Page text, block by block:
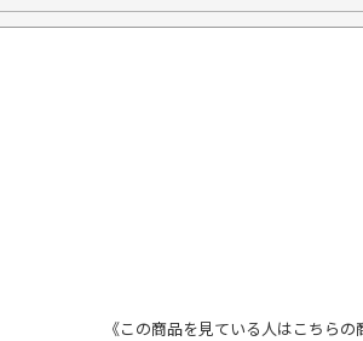
《この商品を見ている人はこちらの